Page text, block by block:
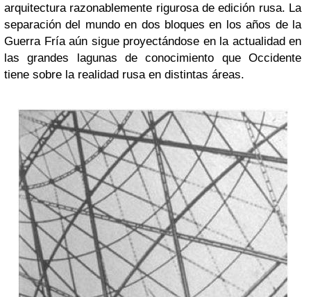
arquitectura razonablemente rigurosa de edición rusa. La
separación del mundo en dos bloques en los años de la
Guerra Fría aún sigue proyectándose en la actualidad en
las grandes lagunas de conocimiento que Occidente
tiene sobre la realidad rusa en distintas áreas.